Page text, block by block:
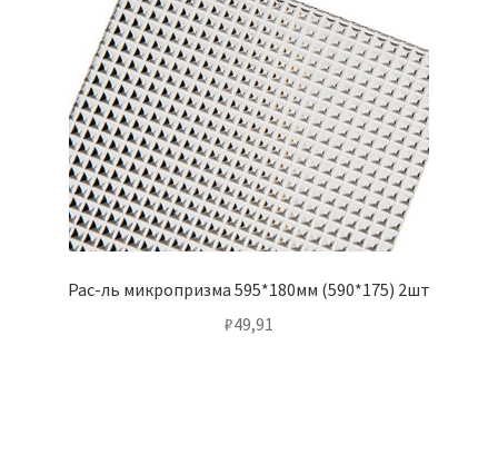
Рас-ль микропризма 595*180мм (590*175) 2шт
₽49,91